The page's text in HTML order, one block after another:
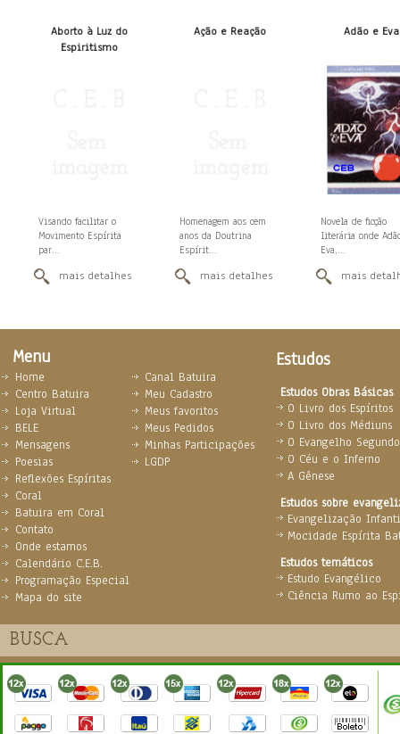
Aborto à Luz do
Espiritismo
Visando facilitar o
Movimento Espírita
par...
mais detalhes
Ação e Reação
Homenagem aos cem
anos da Doutrina
Espírit...
mais detalhes
Adão e Eva
Novela de ficção
literária onde
Eva,...
mais
Menu Estudos
Estudos Obras Básicas
O Livro dos Espíritos
O Livro dos Médiuns
O Evangelho
O Céu e o Inferno
A Gênese
Estudos sobre
Evangelização
Mocidade Espírita
Estudos temáticos
Estudo Evangélico
Ciência Rumo ao
Home
Centro Batuira
Loja Virtual
BELE
Mensagens
Poesias
Reflexões Espíritas
Coral
Batuira em Coral
Contato
Onde estamos
Calendário C.E.B.
Programação Especial
Mapa do site
Canal Batuira
Meu Cadastro
Meus favoritos
Meus Pedidos
Minhas Participações
LGDP